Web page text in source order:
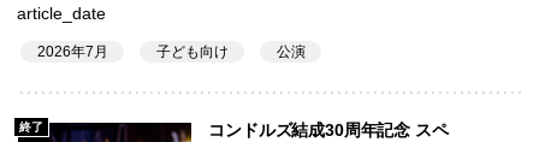
article_date
2026年7月 子ども向け 公演
終了
コンドルズ結成30周年記念 スペ